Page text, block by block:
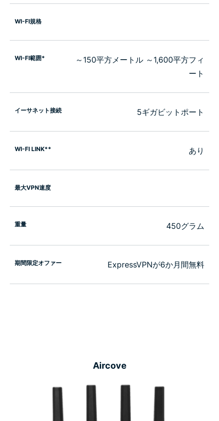
WI-FI規格
WI-FI範囲*
～150平方メートル ～1,600平方フィ
ート
イーサネット接続 5ギガビットポート
WI-FI LINK** あり
最大VPN速度
重量 450グラム
期間限定オファー ExpressVPNが6か月間無料
Aircove